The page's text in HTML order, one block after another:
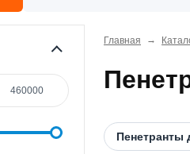
Главная →
Пенетранты